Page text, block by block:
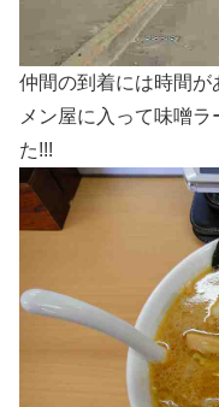
仲間の到着には時間
メン屋に入って味噌
た!!!